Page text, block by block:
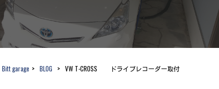
Bitt garage > BLOG > VW T-CROSS ドライブレコーダー取付